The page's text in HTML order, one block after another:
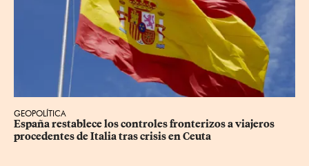
GEOPOLÍTICA
España restablece los controles fronterizos a viajeros
procedentes de Italia tras crisis en Ceuta